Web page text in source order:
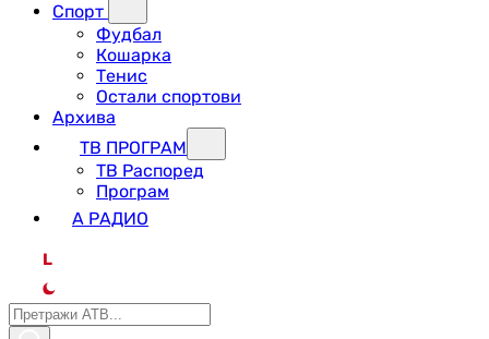
Спорт
Фудбал
Кошарка
Тенис
Остали спортови
Архива
ТВ ПРОГРАМ
ТВ Распоред
Програм
А РАДИО
L